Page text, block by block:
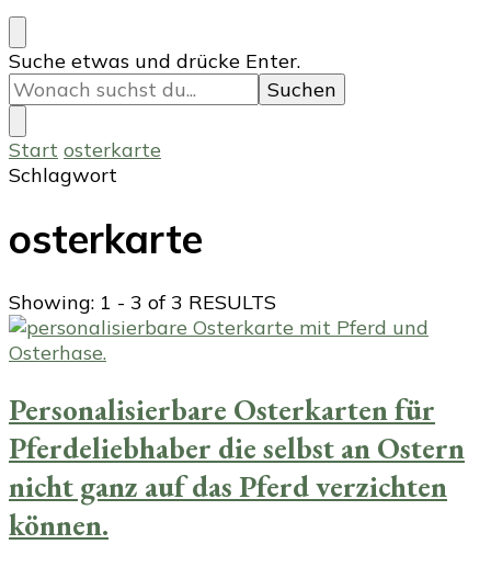
Suchst
du
nach
etwas?
Suche etwas und drücke Enter.
Start osterkarte
Schlagwort
osterkarte
Showing: 1 - 3 of 3 RESULTS
Personalisierbare Osterkarten für
Pferdeliebhaber die selbst an Ostern
nicht ganz auf das Pferd verzichten
können.